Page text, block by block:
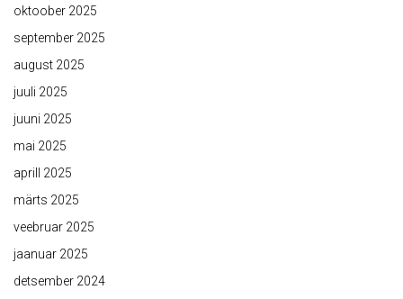
oktoober 2025
september 2025
august 2025
juuli 2025
juuni 2025
mai 2025
aprill 2025
märts 2025
veebruar 2025
jaanuar 2025
detsember 2024